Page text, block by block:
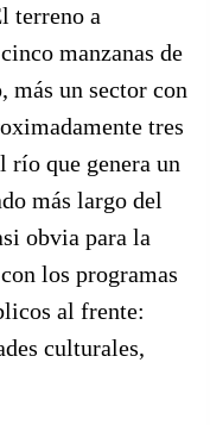
terreno a
manzanas de
más un sector con
tres
río que genera un
más largo del
obvia para la
los programas
al frente:
culturales,